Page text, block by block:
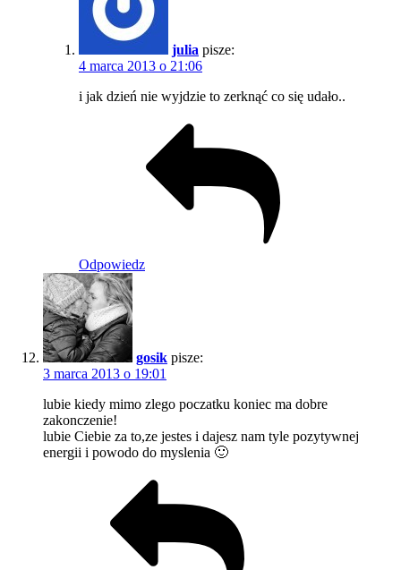
julia pisze:
4 marca 2013 o 21:06
i jak dzień nie wyjdzie to zerknąć co się udało..
Odpowiedz
gosik pisze:
3 marca 2013 o 19:01
lubie kiedy mimo zlego poczatku koniec ma dobre
zakonczenie!
lubie Ciebie za to,ze jestes i dajesz nam tyle pozytywnej
energii i powodo do myslenia 🙂